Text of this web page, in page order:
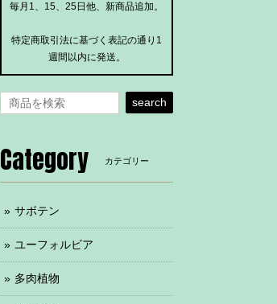
毎月1、15、25日他、新商品追加。
特定商取引法に基づく表記の通り1
週間以内に発送。
search
Category カテゴリー
サボテン
ユーフォルビア
多肉植物